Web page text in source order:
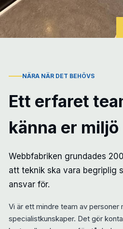
NÄRA NÄR DET BEHÖVS
Ett erfaret
känna er miljö
Webbfabriken grundades
att teknik ska vara begriplig
ansvar för.
Vi är ett mindre team av personer
specialistkunskaper. Det gör